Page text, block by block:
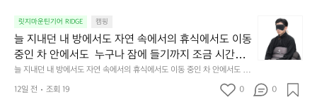
릿지마운틴기어 RIDGE 캠핑
늘 지내던 내 방에서도 자연 속에서의 휴식에서도 이동
중인 차 안에서도  누구나 잠에 들기까지 조금 시간이
걸리는 순간이 있습니다.  그럴 때는 차분하게 눈을 가
려보세요. 마치 암막 커튼을 조용히 내리듯이.  Polarte
c® Wind Pro™의 온기가 눈가를 포근히 감싸줍니다.
늘 지내던 내 방에서도 자연 속에서의 휴식에서도 이동 중인 차 안에서도  누
구나 잠에 들기까지 조금 시간이 걸리는 순간이 있습니다.  그럴 때는 차분하
게 눈을 가려보세요. 마치 암막 커튼을 조용히 내리듯이.  Polartec® Wind
내
던
방
12일 전 조회 19 0 0